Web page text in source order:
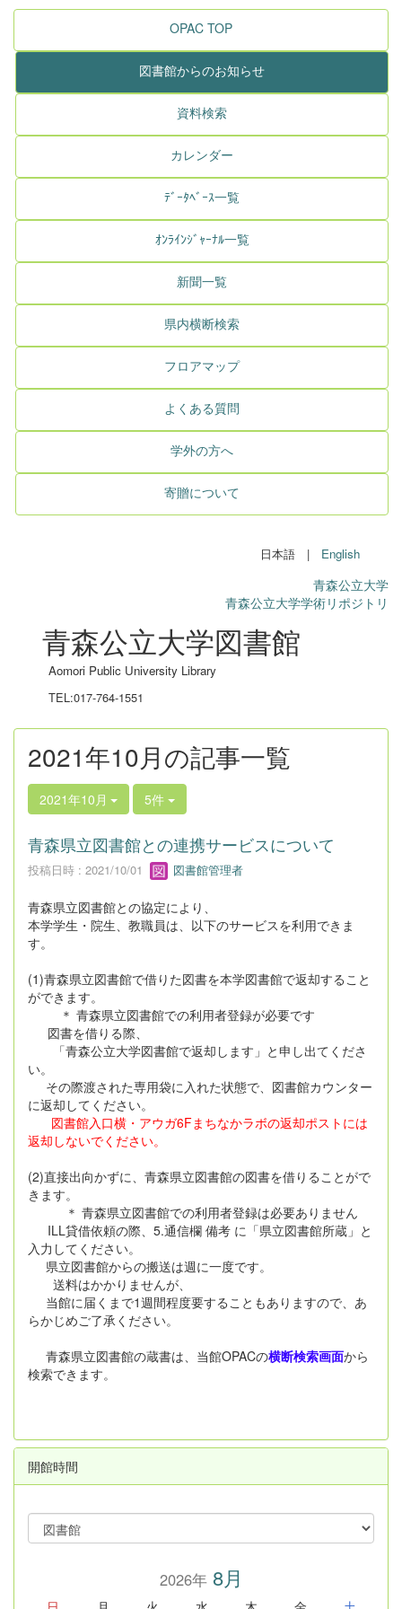
OPAC TOP
図書館からのお知らせ
資料検索
カレンダー
ﾃﾞｰﾀﾍﾞｰｽ一覧
ｵﾝﾗｲﾝｼﾞｬｰﾅﾙ一覧
新聞一覧
県内横断検索
フロアマップ
よくある質問
学外の方へ
寄贈について
日本語 | English
青森公立大学
青森公立大学学術リポジトリ
青森公立大学図書館
Aomori Public University Library
TEL:017-764-1551
2021年10月の記事一覧
2021年10月 5件
青森県立図書館との連携サービスについて
投稿日時 : 2021/10/01 図書館管理者
青森県立図書館との協定により、
本学学生・院生、教職員は、以下のサービスを利用できま
す。
(1)青森県立図書館で借りた図書を本学図書館で返却すること
ができます。
＊ 青森県立図書館での利用者登録が必要です
図書を借りる際、
「青森公立大学図書館で返却します」と申し出てくださ
い。
その際渡された専用袋に入れた状態で、図書館カウンター
に返却してください。
図書館入口横・アウガ6Fまちなかラボの返却ポストには
返却しないでください。
(2)直接出向かずに、青森県立図書館の図書を借りることがで
きます。
＊ 青森県立図書館での利用者登録は必要ありません
ILL貸借依頼の際、5.通信欄 備考 に「県立図書館所蔵」と
入力してください。
県立図書館からの搬送は週に一度です。
送料はかかりませんが、
当館に届くまで1週間程度要することもありますので、あ
らかじめご了承ください。
青森県立図書館の蔵書は、当館OPACの横断検索画面から
検索できます。
開館時間
2026年8月